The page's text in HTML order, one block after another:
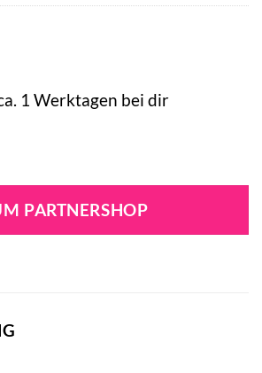
1 Werktagen bei dir
PARTNERSHOP